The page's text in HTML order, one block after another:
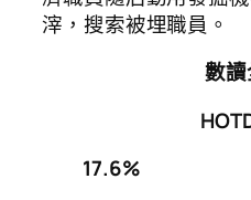
滓，搜索被埋職員。
數
17.6%